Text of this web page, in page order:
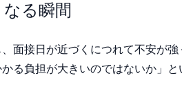
る瞬間
面接日が近づくにつれて不安が強
る負担が大きいのではないか」と